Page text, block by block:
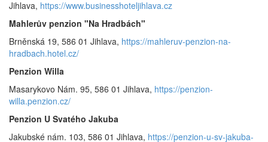
Jihlava, https://www.businesshoteljihlava.cz
Mahlerův penzion "Na Hradbách"
Brněnská 19, 586 01 Jihlava, https://mahleruv-penzion-na-
hradbach.hotel.cz/
Penzion Willa
Masarykovo Nám. 95, 586 01 Jihlava, https://penzion-
willa.penzion.cz/
Penzion U Svatého Jakuba
Jakubské nám. 103, 586 01 Jihlava, https://penzion-u-sv-jakuba-